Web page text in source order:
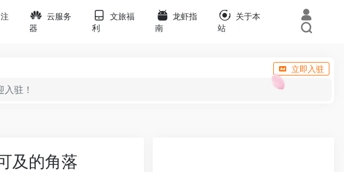
云服务
器
文旅福
利
龙虾指
南
关于本
站
立即入驻
入驻！
及的角落